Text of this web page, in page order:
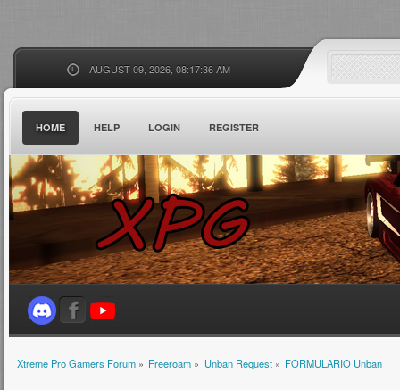
AUGUST 09, 2026, 08:17:36 AM
HOME HELP LOGIN REGISTER
Xtreme Pro Gamers Forum» Freeroam » Unban Request» FORMULARIO Unban